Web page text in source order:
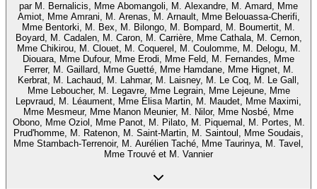
par M. Bernalicis, Mme Abomangoli, M. Alexandre, M. Amard, Mme
Amiot, Mme Amrani, M. Arenas, M. Arnault, Mme Belouassa-Cherifi,
Mme Bentorki, M. Bex, M. Bilongo, M. Bompard, M. Boumertit, M.
Boyard, M. Cadalen, M. Caron, M. Carrière, Mme Cathala, M. Cernon,
Mme Chikirou, M. Clouet, M. Coquerel, M. Coulomme, M. Delogu, M.
Diouara, Mme Dufour, Mme Erodi, Mme Feld, M. Fernandes, Mme
Ferrer, M. Gaillard, Mme Guetté, Mme Hamdane, Mme Hignet, M.
Kerbrat, M. Lachaud, M. Lahmar, M. Laisney, M. Le Coq, M. Le Gall,
Mme Leboucher, M. Legavre, Mme Legrain, Mme Lejeune, Mme
Lepvraud, M. Léaument, Mme Élisa Martin, M. Maudet, Mme Maximi,
Mme Mesmeur, Mme Manon Meunier, M. Nilor, Mme Nosbé, Mme
Obono, Mme Oziol, Mme Panot, M. Pilato, M. Piquemal, M. Portes, M.
Prud'homme, M. Ratenon, M. Saint-Martin, M. Saintoul, Mme Soudais,
Mme Stambach-Terrenoir, M. Aurélien Taché, Mme Taurinya, M. Tavel,
Mme Trouvé et M. Vannier